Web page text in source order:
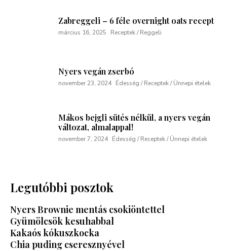
Zabreggeli – 6 féle overnight oats recept
március 16, 2025 Receptek / Reggeli
Nyers vegán zserbó
november 23, 2024 Édesség / Receptek / Ünnepi ételek
Mákos bejgli sütés nélkül, a nyers vegán
változat, almalappal!
november 7, 2024 Édesség / Receptek / Ünnepi ételek
Legutóbbi posztok
Nyers Brownie mentás csokiöntettel
Gyümölcsök kesuhabbal
Kakaós kókuszkocka
Chia puding cseresznyével